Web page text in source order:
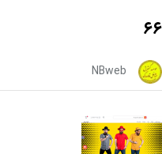
66
NBweb